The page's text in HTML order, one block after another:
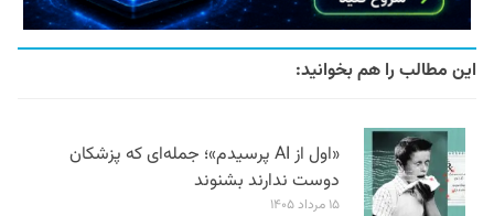
این مطالب را هم بخوانید:
«اول از AI پرسیدم»؛ جمله‌ای که پزشکان
دوست ندارند بشنوند
۱۵ مرداد ۱۴۰۵